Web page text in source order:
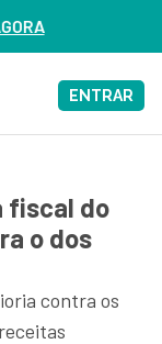
ENTRAR
fiscal do
o dos
contra os